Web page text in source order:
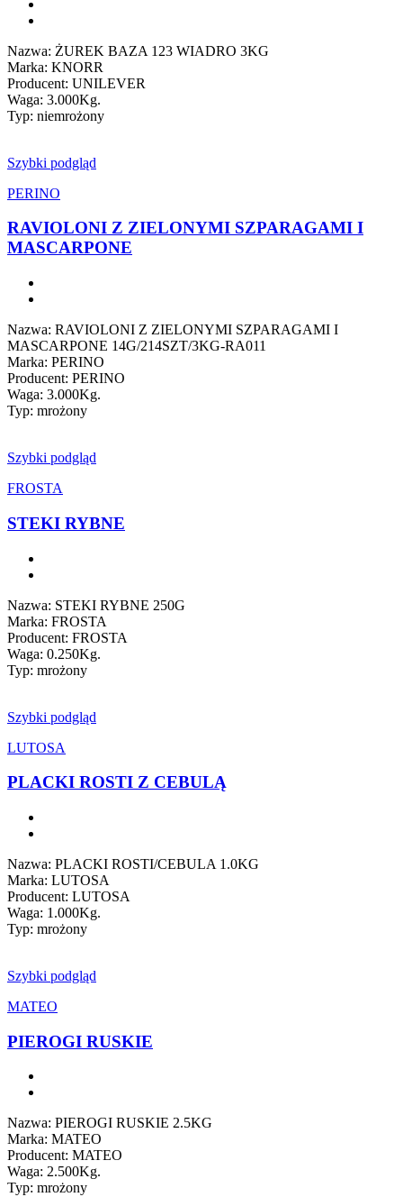
Nazwa: ŻUREK BAZA 123 WIADRO 3KG
Marka: KNORR
Producent: UNILEVER
Waga: 3.000Kg.
Typ: niemrożony
Szybki podgląd
PERINO
RAVIOLONI Z ZIELONYMI SZPARAGAMI I
MASCARPONE
Nazwa: RAVIOLONI Z ZIELONYMI SZPARAGAMI I
MASCARPONE 14G/214SZT/3KG-RA011
Marka: PERINO
Producent: PERINO
Waga: 3.000Kg.
Typ: mrożony
Szybki podgląd
FROSTA
STEKI RYBNE
Nazwa: STEKI RYBNE 250G
Marka: FROSTA
Producent: FROSTA
Waga: 0.250Kg.
Typ: mrożony
Szybki podgląd
LUTOSA
PLACKI ROSTI Z CEBULĄ
Nazwa: PLACKI ROSTI/CEBULA 1.0KG
Marka: LUTOSA
Producent: LUTOSA
Waga: 1.000Kg.
Typ: mrożony
Szybki podgląd
MATEO
PIEROGI RUSKIE
Nazwa: PIEROGI RUSKIE 2.5KG
Marka: MATEO
Producent: MATEO
Waga: 2.500Kg.
Typ: mrożony